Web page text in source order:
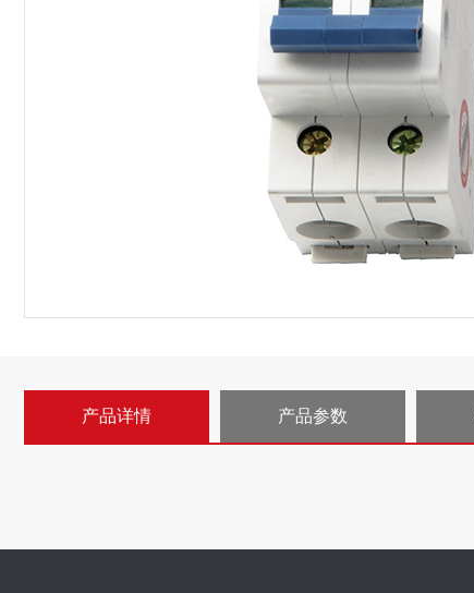
产品详情 产品参数